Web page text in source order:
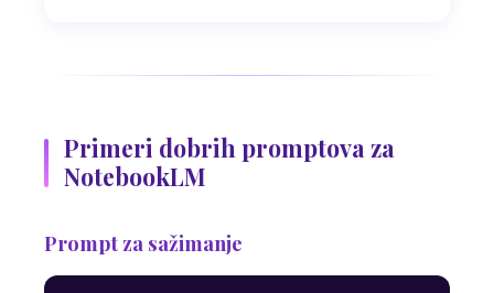
Primeri dobrih promptova za
NotebookLM
Prompt za sažimanje